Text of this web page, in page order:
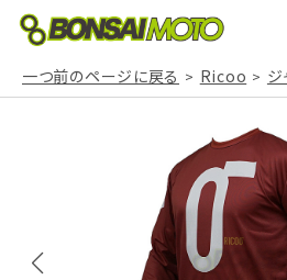
一つ前のページに戻る Ricoo ジ